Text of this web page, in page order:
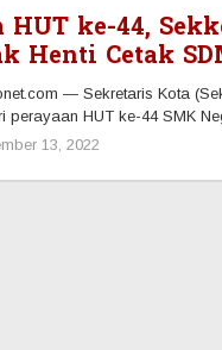
HUT ke-44,
Henti Cetak
— Sekretaris Kota
perayaan HUT ke-44 SMK
13, 2022